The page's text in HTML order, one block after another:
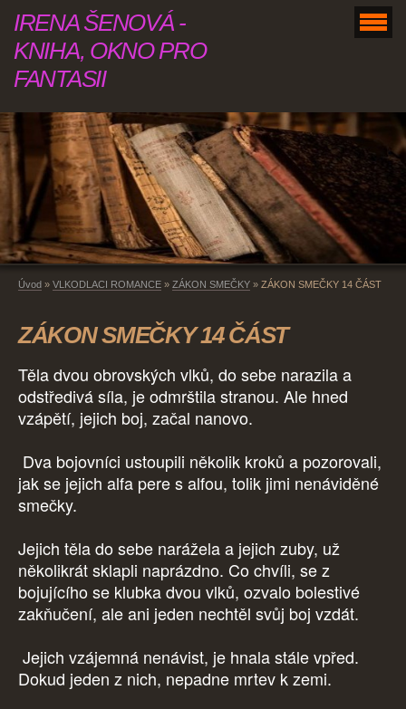
IRENA ŠENOVÁ -
KNIHA, OKNO PRO
FANTASII
Úvod » VLKODLACI ROMANCE » ZÁKON SMEČKY » ZÁKON SMEČKY 14 ČÁST
ZÁKON SMEČKY 14 ČÁST
Těla dvou obrovských vlků, do sebe narazila a
odstředivá síla, je odmrštila stranou. Ale hned
vzápětí, jejich boj, začal nanovo.
Dva bojovníci ustoupili několik kroků a pozorovali,
jak se jejich alfa pere s alfou, tolik jimi nenáviděné
smečky.
Jejich těla do sebe narážela a jejich zuby, už
několikrát sklapli naprázdno. Co chvíli, se z
bojujícího se klubka dvou vlků, ozvalo bolestivé
zakňučení, ale ani jeden nechtěl svůj boj vzdát.
Jejich vzájemná nenávist, je hnala stále vpřed.
Dokud jeden z nich, nepadne mrtev k zemi.